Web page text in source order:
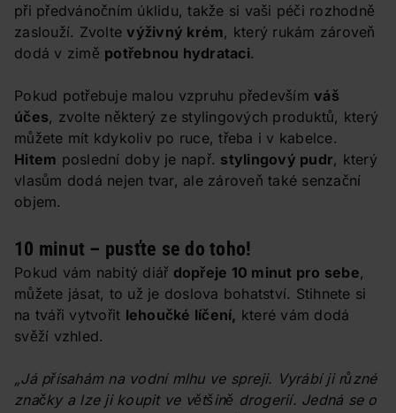
při předvánočním úklidu, takže si vaši péči rozhodně
zaslouží. Zvoltevýživný krém, který rukám zároveň
dodá v zimě potřebnou hydrataci.
Pokud potřebuje malou vzpruhu především váš
účes, zvolte některý ze stylingových produktů, který
můžete mít kdykoliv po ruce, třeba i v kabelce.
Hitem poslední doby je např. stylingový pudr, který
vlasům dodá nejen tvar, ale zároveň také senzační
objem.
10 minut – pusťte se do toho!
Pokud vám nabitý diář dopřeje 10 minut pro sebe,
můžete jásat, to už je doslova bohatství. Stihnete si
na tváři vytvořit lehoučké líčení, které vám dodá
svěží vzhled.
„Já přísahám na vodní mlhu ve spreji. Vyrábí ji různé
značky a lze ji koupit ve většině drogerií. Jedná se o